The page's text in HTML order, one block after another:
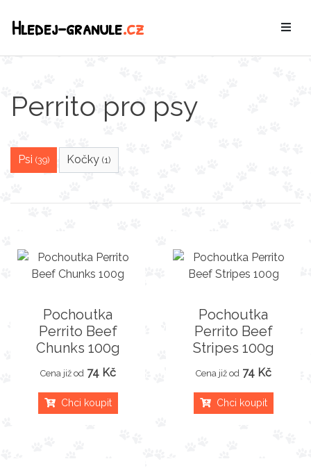
Hledej-granule.cz
Perrito pro psy
Psi (39) Kočky (1)
Pochoutka
Perrito Beef
Chunks 100g
Cena již od 74 Kč
Chci koupit
Pochoutka
Perrito Beef
Stripes 100g
Cena již od 74 Kč
Chci koupit